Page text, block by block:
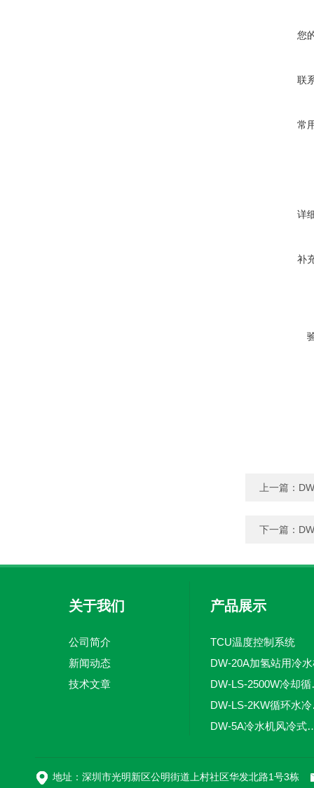
您
联
常
详
补
上一篇：
下一篇：
关于我们
公司简介
新闻动态
技术文章
产品展示
TCU温度控制系统
DW-20A加氢站用冷
DW-
DW-5A冷水机
地址：深圳市光明新区公明街道上村社区华发北路1号3栋